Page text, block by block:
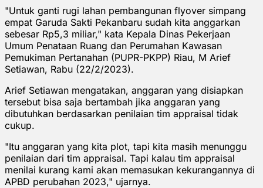
"Untuk ganti rugi lahan pembangunan flyover simpang
empat Garuda Sakti Pekanbaru sudah kita anggarkan
sebesar Rp5,3 miliar," kata Kepala Dinas Pekerjaan
Umum Penataan Ruang dan Perumahan Kawasan
Pemukiman Pertanahan (PUPR-PKPP) Riau, M Arief
Setiawan, Rabu (22/2/2023).
Arief Setiawan mengatakan, anggaran yang disiapkan
tersebut bisa saja bertambah jika anggaran yang
dibutuhkan berdasarkan penilaian tim appraisal tidak
cukup.
"Itu anggaran yang kita plot, tapi kita masih menunggu
penilaian dari tim appraisal. Tapi kalau tim appraisal
menilai kurang kami akan memasukan kekurangannya di
APBD perubahan 2023," ujarnya.